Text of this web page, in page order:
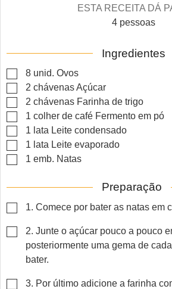
ESTA RECEITA DÁ
4 pessoas
Ingredientes
▢
8 unid. Ovos
▢
2 chávenasAçúcar
▢
2 chávenas Farinha de trigo
▢
1 colher de café Fermento em pó
▢
1 lata Leite condensado
▢
1 lata Leite evaporado
▢
1 emb. Natas
Preparação
▢
1. Comece por bater as natas em
▢
2. Junte o açúcar pouco a pouco
posteriormente uma gema de
bater.
▢
3. Por último adicione a farinha